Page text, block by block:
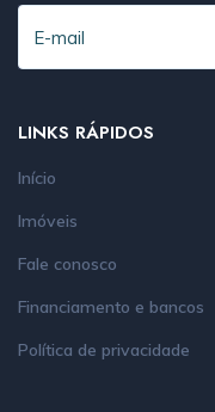
LINKS RÁPIDOS
Início
Imóveis
Fale conosco
Financiamento e bancos
Política de privacidade